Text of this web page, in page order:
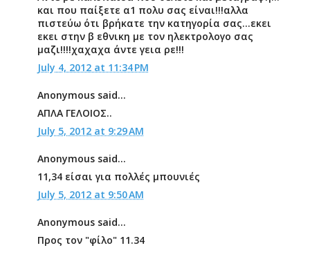
και που παίξετε α1 πολυ σας είναι!!!αλλα
πιστεύω ότι βρήκατε την κατηγορία σας...εκει
εκει στην β εθνικη με τον ηλεκτρολογο σας
μαζι!!!!χαχαχα άντε γεια ρε!!!
July 4, 2012 at 11:34 PM
Anonymous said...
ΑΠΛΑ ΓΕΛΟΙΟΣ..
July 5, 2012 at 9:29 AM
Anonymous said...
11,34 είσαι για πολλές μπουνιές
July 5, 2012 at 9:50 AM
Anonymous said...
Προς τον "φίλο" 11.34